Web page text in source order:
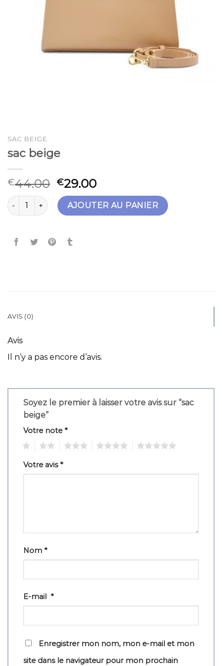
SAC BEIGE
sac beige
€44.00 €29.00
quantité de sac beigeAJOUTER AU PANIER
AVIS (0)
Avis
Il n’y a pas encore d’avis.
Soyez le premier à laisser votre avis sur “sac
beige”
Votre note *
Votre avis*
Nom *
E-mail *
Enregistrer mon nom, mon e-mail et mon
site dans le navigateur pour mon prochain